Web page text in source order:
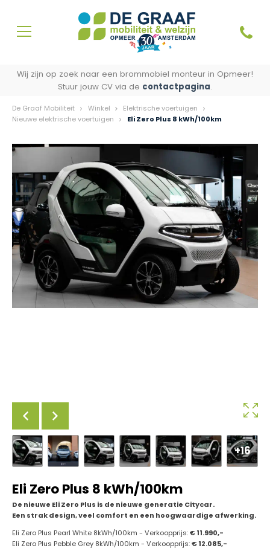
Wij zijn op zoek naar een brommobiel monteur in Opmeer!
Stuur jouw CV via de contactpagina.
De Graaf Mobiliteit Winkel
Elektrische voertuigen
Nieuwe elektrische voertuigen
Eli Zero Plus 8 kWh/100km
+16
Eli Zero Plus 8 kWh/100km
De nieuwe Eli Zero Plus is de nieuwe generatie Citycar.
Een strak design, veel comfort en een hoogwaardige afwerking.
Eli Zero Plus Pearl White 8kWh/100km - Verkoopprijs:€ 11.990,-
Eli Zero Plus Pebble Grey 8kWh/100km - Verkoopprijs:€ 12.085,-